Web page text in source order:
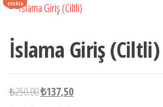
stokta
İslama Giriş (Ciltli)
₺250,00Orijinal
₺137,50Şu